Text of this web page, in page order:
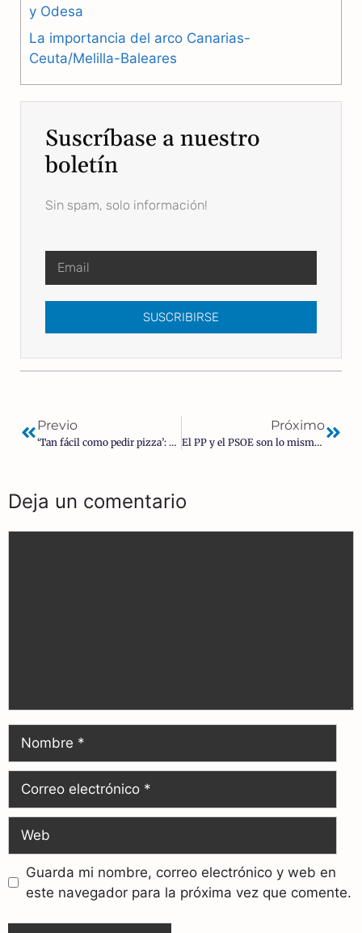
y Odesa
La importancia del arco Canarias-
Ceuta/Melilla-Baleares
Suscríbase a nuestro
boletín
Sin spam, solo información!
SUSCRIBIRSE
Previo
‘Tan fácil como pedir pizza’: cómo las píldoras mezcladas con fentanilo están matando a la juventud
Próximo
El PP y el PSOE son lo mismo: Feijoo aplaude la ley de «paridad» de Sánchez y le dice que «va por el buen camino»
Deja un comentario
Guarda mi nombre, correo electrónico y web en
este navegador para la próxima vez que comente.